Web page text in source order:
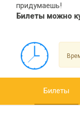
придумаешь!
Билеты можно
Билеты